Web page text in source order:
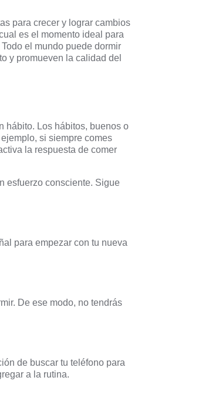
para crecer y lograr cambios
es el momento ideal para
el mundo puede dormir
y promueven la calidad del
hábito. Los hábitos, buenos o
si siempre comes
la respuesta de comer
esfuerzo consciente. Sigue
para empezar con tu nueva
De ese modo, no tendrás
de buscar tu teléfono para
a la rutina.